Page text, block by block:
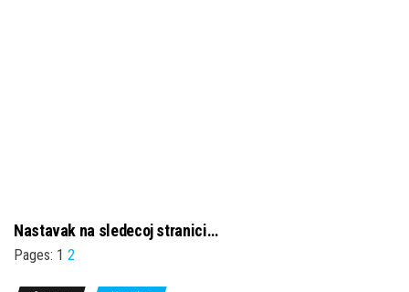
Nastavak na sledecoj stranici…
Pages: 1 2